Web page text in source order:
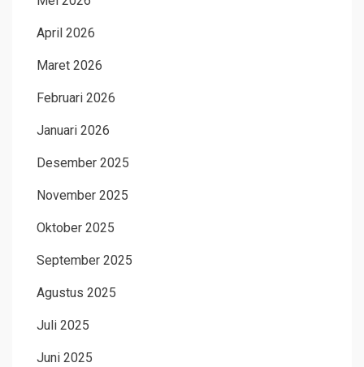
April 2026
Maret 2026
Februari 2026
Januari 2026
Desember 2025
November 2025
Oktober 2025
September 2025
Agustus 2025
Juli 2025
Juni 2025